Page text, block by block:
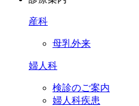
産科
母乳外来
婦人科
検診のご案内
婦人科疾患